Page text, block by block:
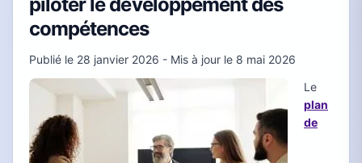
compétences
Publié le 28 janvier 2026 - Mis à jour le 8 mai 2026
Le
plan
de